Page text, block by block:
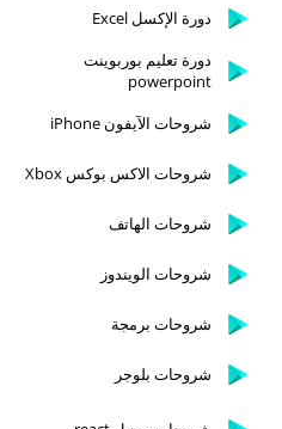
دورة الإكسل Excel
دورة تعليم بوربوينت
powerpoint
شروحات الآيفون iPhone
شروحات الاكس بوكس Xbox
شروحات الهاتف
شروحات الويندوز
شروحات برمجة
شروحات بلوجر